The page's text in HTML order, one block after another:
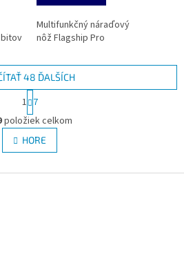
bitov
Multifunkčný náraďový
nôž Flagship Pro
O
v
l
á
48 ĎALŠÍCH
S
t
r
á
n
k
v
1 7
položiek celkom
HORE